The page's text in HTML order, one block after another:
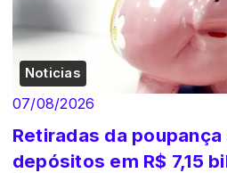
Noticias
07/08/2026
Retiradas da
depósitos em R$ 7,15